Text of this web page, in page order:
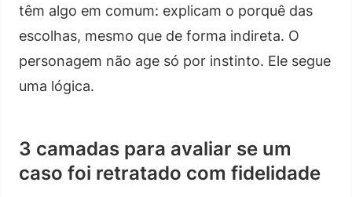
têm algo em comum: explicam o porquê das
escolhas, mesmo que de forma indireta. O
personagem não age só por instinto. Ele segue
uma lógica.
3 camadas para avaliar se um
caso foi retratado com fidelidade